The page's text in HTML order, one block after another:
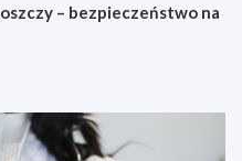
– bezpieczeństwo na